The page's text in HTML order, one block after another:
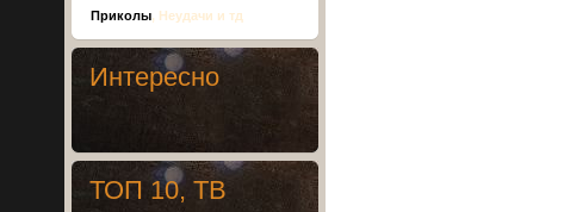
Приколы, Неудачи и тд
Интересно
ТОП 10, ТВ